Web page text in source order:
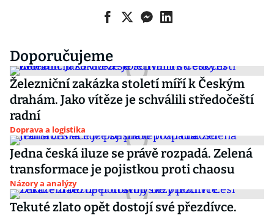
Doporučujeme
Železniční zakázka století míří k Českým
drahám. Jako vítěze je schválili středočeští
radní
Doprava a logistika
Jedna česká iluze se právě rozpadá. Zelená
transformace je pojistkou proti chaosu
Názory a analýzy
Tekuté zlato opět dostojí své přezdívce.